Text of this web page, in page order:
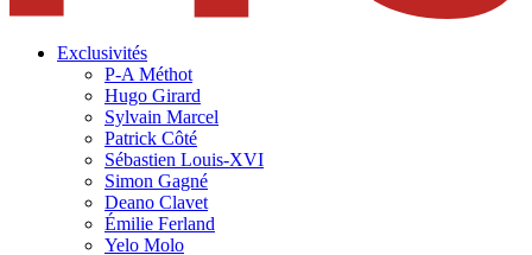
Exclusivités
P-A Méthot
Hugo Girard
Sylvain Marcel
Patrick Côté
Sébastien Louis-XVI
Simon Gagné
Deano Clavet
Émilie Ferland
Yelo Molo